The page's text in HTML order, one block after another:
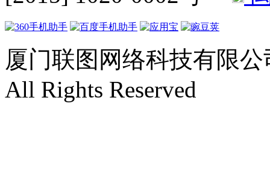
厦门联图网络科技有限公
All Rights Reserved